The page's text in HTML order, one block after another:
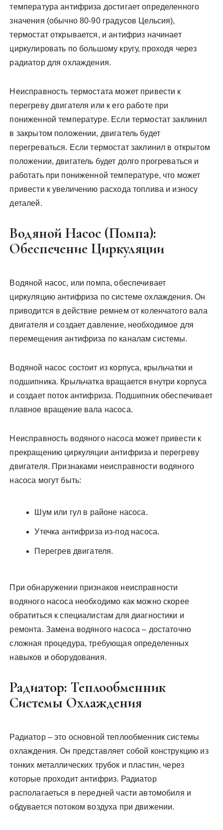
температура антифриза достигает определенного
значения (обычно 80-90 градусов Цельсия),
термостат открывается, и антифриз начинает
циркулировать по большому кругу, проходя через
радиатор для охлаждения.
Неисправность термостата может привести к
перегреву двигателя или к его работе при
пониженной температуре. Если термостат заклинил
в закрытом положении, двигатель будет
перегреваться. Если термостат заклинил в открытом
положении, двигатель будет долго прогреваться и
работать при пониженной температуре, что может
привести к увеличению расхода топлива и износу
деталей.
Водяной Насос (Помпа):
Обеспечение Циркуляции
Водяной насос, или помпа, обеспечивает
циркуляцию антифриза по системе охлаждения. Он
приводится в действие ремнем от коленчатого вала
двигателя и создает давление, необходимое для
перемещения антифриза по каналам системы.
Водяной насос состоит из корпуса, крыльчатки и
подшипника. Крыльчатка вращается внутри корпуса
и создает поток антифриза. Подшипник обеспечивает
плавное вращение вала насоса.
Неисправность водяного насоса может привести к
прекращению циркуляции антифриза и перегреву
двигателя. Признаками неисправности водяного
насоса могут быть:
Шум или гул в районе насоса.
Утечка антифриза из-под насоса.
Перегрев двигателя.
При обнаружении признаков неисправности
водяного насоса необходимо как можно скорее
обратиться к специалистам для диагностики и
ремонта. Замена водяного насоса – достаточно
сложная процедура, требующая определенных
навыков и оборудования.
Радиатор: Теплообменник
Системы Охлаждения
Радиатор – это основной теплообменник системы
охлаждения. Он представляет собой конструкцию из
тонких металлических трубок и пластин, через
которые проходит антифриз. Радиатор
располагаеться в передней части автомобиля и
обдувается потоком воздуха при движении.